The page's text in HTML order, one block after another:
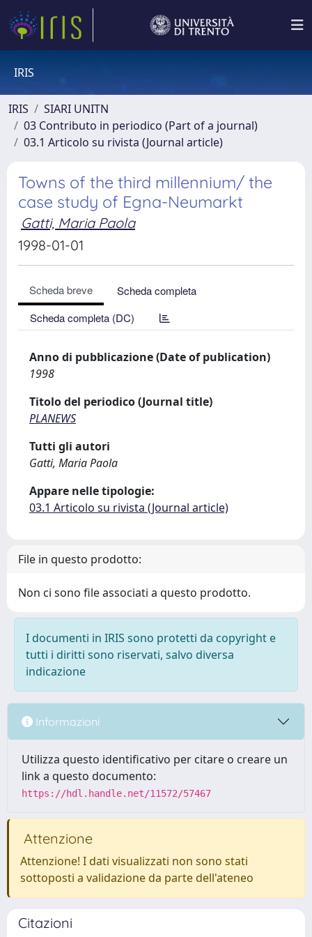
IRIS
IRIS
SIARI UNITN
03 Contributo in periodico (Part of a journal)
03.1 Articolo su rivista (Journal article)
Towns of the third millennium/ the
case study of Egna-Neumarkt
Gatti, Maria Paola
1998-01-01
Scheda breve
Scheda completa
Scheda completa (DC)
Anno di pubblicazione (Date of publication)
1998
Titolo del periodico (Journal title)
PLANEWS
Tutti gli autori
Gatti, Maria Paola
Appare nelle tipologie:
03.1 Articolo su rivista (Journal article)
File in questo prodotto:
Non ci sono file associati a questo prodotto.
I documenti in IRIS sono protetti da copyright e
tutti i diritti sono riservati, salvo diversa
indicazione
Informazioni
Utilizza questo identificativo per citare o creare un
link a questo documento:
https://hdl.handle.net/11572/57467
Attenzione
Attenzione! I dati visualizzati non sono stati
sottoposti a validazione da parte dell'ateneo
Citazioni